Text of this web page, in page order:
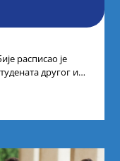
расписао је
другог и